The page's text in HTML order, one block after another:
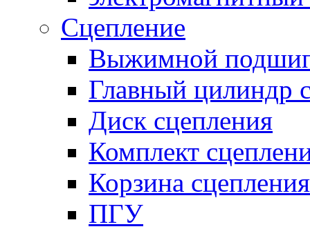
Сцепление
Выжимной
Главный цилиндр
Диск сцепления
Комплект
Корзина сцепления
ПГУ